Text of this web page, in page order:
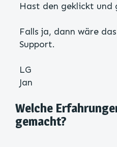
Hast den geklickt
Falls ja, dann wäre
Support.
LG
Jan
Welche
gemacht?